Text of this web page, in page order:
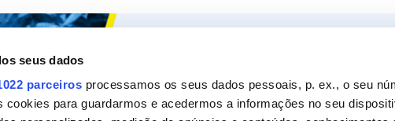
seus dados
parceiros processamos os seus dados pessoais, p. ex., o seu
cookies para guardarmos e acedermos a informações no seu
Sobre a Ceys
Manualidades